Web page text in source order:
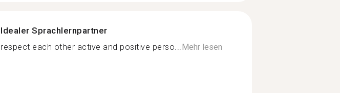
Idealer Sprachlernpartner
respect each other active and positive perso...Mehr lesen